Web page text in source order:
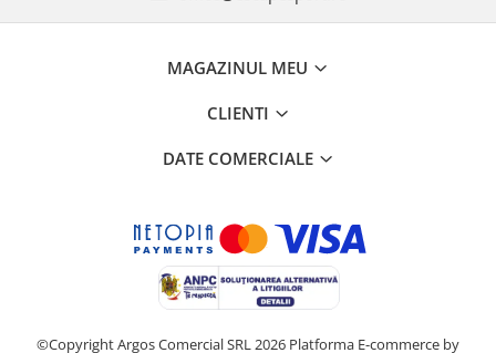
MAGAZINUL MEU
CLIENTI
DATE COMERCIALE
©Copyright Argos Comercial SRL 2026 Platforma E-commerce by